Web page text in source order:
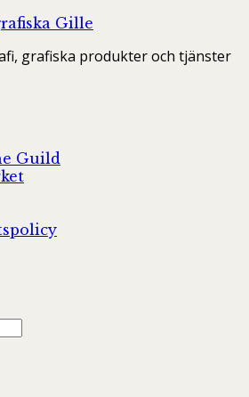
Gille
grafiska produkter och tjänster
Guild